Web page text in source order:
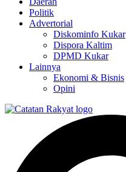
Politik
Advertorial
Diskominfo Kukar
Dispora Kaltim
DPMD Kukar
Lainnya
Ekonomi & Bisnis
Opini